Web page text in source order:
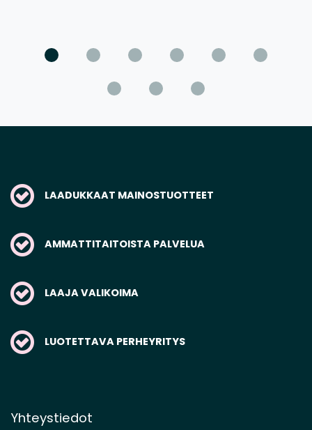
LAADUKKAAT MAINOSTUOTTEET
AMMATTITAITOISTA PALVELUA
LAAJA VALIKOIMA
LUOTETTAVA PERHEYRITYS
Yhteystiedot